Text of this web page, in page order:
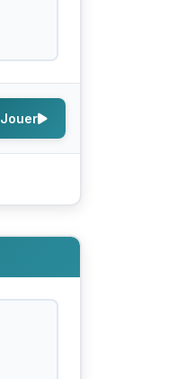
Jouer